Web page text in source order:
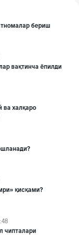
бериш
вақтинча ёпилди
ва халқаро
қисқами?
чипталари